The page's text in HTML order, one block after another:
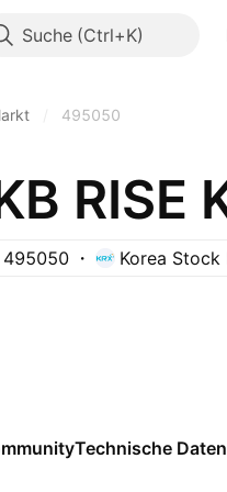
Suche
495050
RISE
495050 Korea Stock
Technische Daten